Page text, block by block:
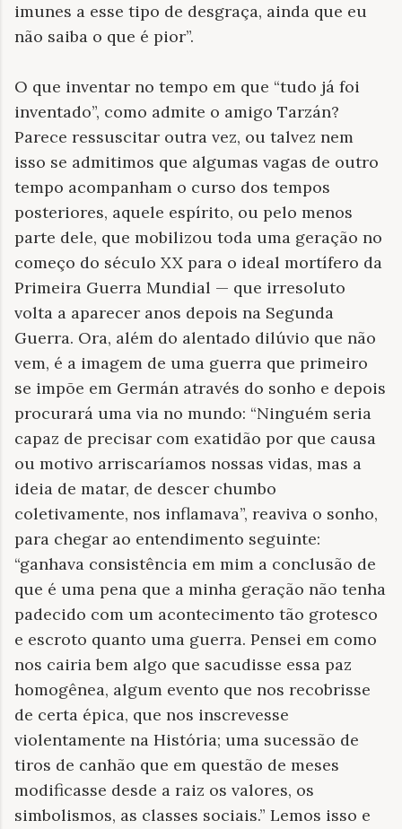
imunes a esse tipo de desgraça, ainda que eu
não saiba o que é pior”.
O que inventar no tempo em que “tudo já foi
inventado”, como admite o amigo Tarzán?
Parece ressuscitar outra vez, ou talvez nem
isso se admitimos que algumas vagas de outro
tempo acompanham o curso dos tempos
posteriores, aquele espírito, ou pelo menos
parte dele, que mobilizou toda uma geração no
começo do século XX para o ideal mortífero da
Primeira Guerra Mundial — que irresoluto
volta a aparecer anos depois na Segunda
Guerra. Ora, além do alentado dilúvio que não
vem, é a imagem de uma guerra que primeiro
se impõe em Germán através do sonho e depois
procurará uma via no mundo: “Ninguém seria
capaz de precisar com exatidão por que causa
ou motivo arriscaríamos nossas vidas, mas a
ideia de matar, de descer chumbo
coletivamente, nos inflamava”, reaviva o sonho,
para chegar ao entendimento seguinte:
“ganhava consistência em mim a conclusão de
que é uma pena que a minha geração não tenha
padecido com um acontecimento tão grotesco
e escroto quanto uma guerra. Pensei em como
nos cairia bem algo que sacudisse essa paz
homogênea, algum evento que nos recobrisse
de certa épica, que nos inscrevesse
violentamente na História; uma sucessão de
tiros de canhão que em questão de meses
modificasse desde a raiz os valores, os
simbolismos, as classes sociais.” Lemos isso e